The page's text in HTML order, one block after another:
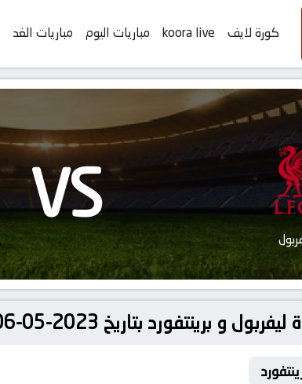
كورة لايف koora live مباريات اليوم مباريات الغد
VS
بتاريخ 2023-05-06 في دوري الدوري الإنجليزي